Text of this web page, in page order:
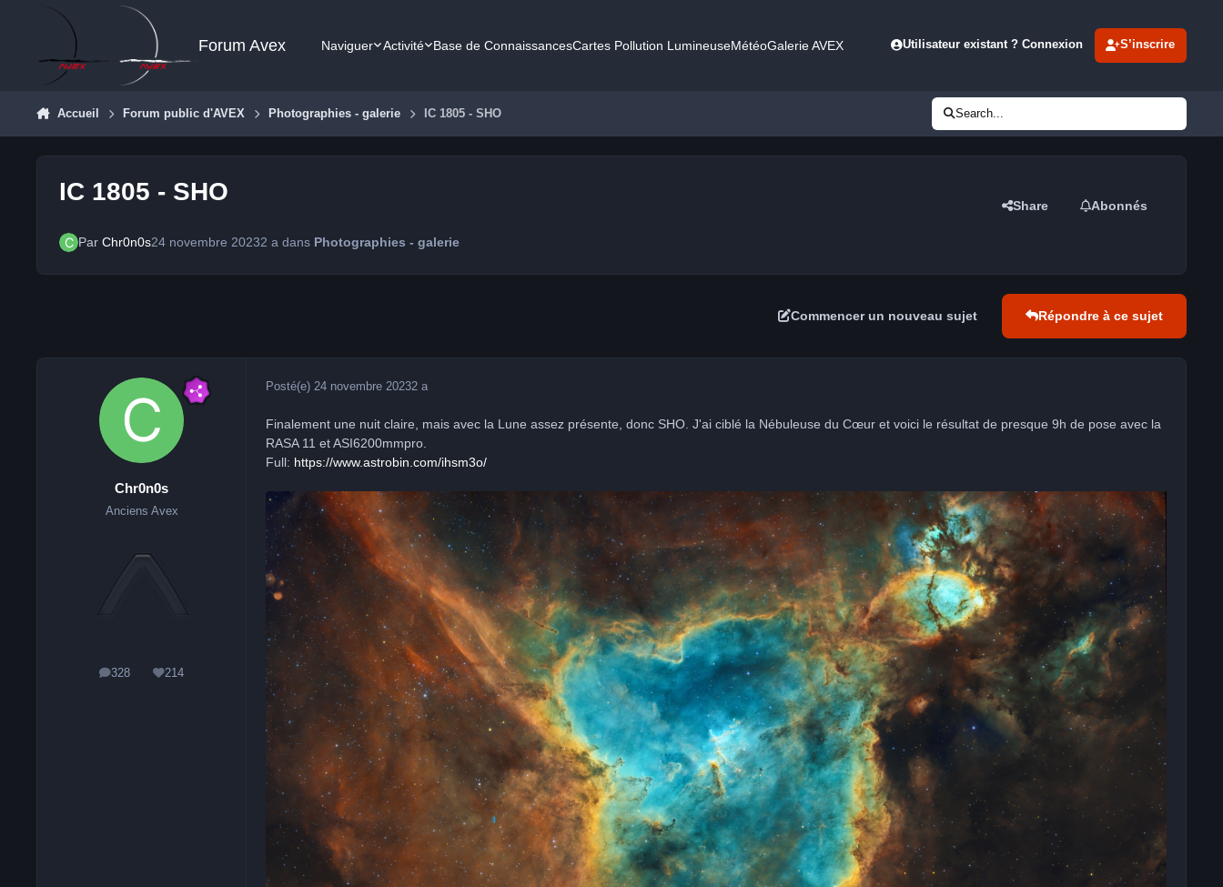
Aller au contenu
Forum Avex Naviguer Activité Base de ConnaissancesCartes Pollution LumineuseMétéoGalerie AVEX Utilisateur existant ? Connexion S’inscrire
Accueil Forum public d'AVEX Photographies - galerie IC 1805 - SHO Search...
IC 1805 - SHO Share Abonnés
Par Chr0n0s24 novembre 20232 adans Photographies - galerie
Commencer un nouveau sujet Répondre à ce sujet
Chr0n0s
Anciens Avex
328
messages214
Réputation
Posté(e) 24 novembre 20232 a
Finalement une nuit claire, mais avec la Lune assez présente, donc SHO. J'ai ciblé la Nébuleuse du Cœur et voici le résultat de presque 9h de pose avec la
RASA 11 et ASI6200mmpro.
Full: https://www.astrobin.com/ihsm3o/